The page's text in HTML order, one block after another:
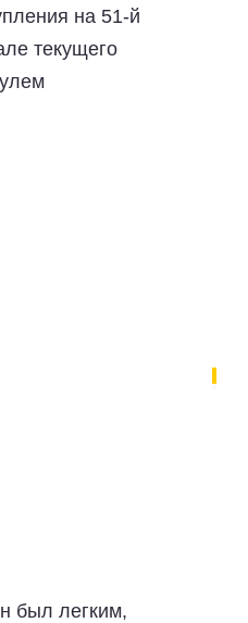
на 51-й
текущего
был легким,